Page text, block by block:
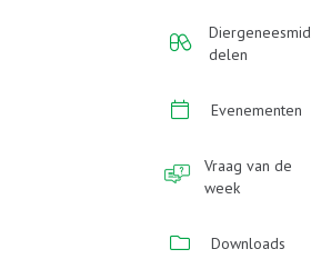
Diergeneesmid
delen
Evenementen
Vraag van de
week
Downloads